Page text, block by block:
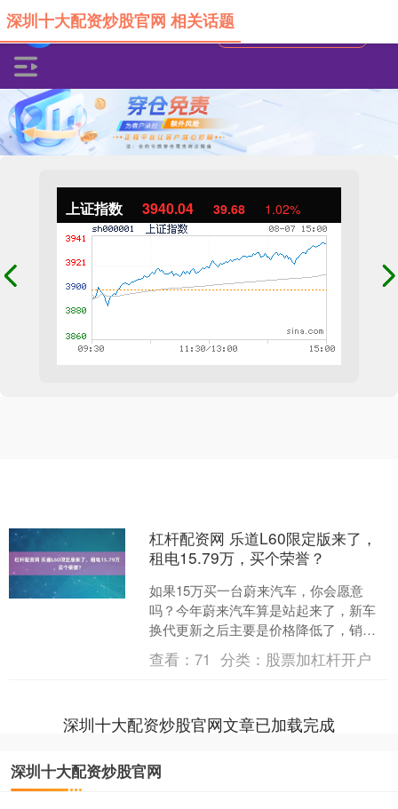
上证指数 3940.04 39.68 1.02%
深圳十大配资炒股官网 相关话题
杠杆配资网 乐道L60限定版来了，
租电15.79万，买个荣誉？
如果15万买一台蔚来汽车，你会愿意
吗？今年蔚来汽车算是站起来了，新车
换代更新之后主要是价格降低了，销量
自然就上涨了，独家的换电优势下，以
前不是人们不喜欢蔚来，而....
查看：71 分类： 股票加杠杆开户
深圳十大配资炒股官网文章已加载完成
深圳十大配资炒股官网